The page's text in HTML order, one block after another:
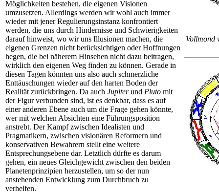
Möglichkeiten bestehen, die eigenen Visionen
umzusetzen. Allerdings werden wir wohl auch immer
wieder mit jener Regulierungsinstanz konfrontiert
werden, die uns durch Hindernisse und Schwierigkeiten
darauf hinweist, wo wir uns Illusionen machen, die
eigenen Grenzen nicht berücksichtigen oder Hoffnungen
hegen, die bei näherem Hinsehen nicht dazu beitragen,
wirklich den eigenen Weg finden zu können. Gerade in
diesen Tagen könnten uns also auch schmerzliche
Enttäuschungen wieder auf den harten Boden der
Realität zurückbringen. Da auch Jupiterund Pluto mit
der Figur verbunden sind, ist es denkbar, dass es auf
einer anderen Ebene auch um die Frage gehen könnte,
wer mit welchen Absichten eine Führungsposition
anstrebt. Der Kampf zwischen Idealisten und
Pragmatikern, zwischen visionären Reformern und
konservativen Bewahrern stellt eine weitere
Entsprechungsebene dar. Letztlich dürfte es darum
gehen, ein neues Gleichgewicht zwischen den beiden
Planetenprinzipien herzustellen, um so der nun
anstehenden Entwicklung zum Durchbruch zu
verhelfen.
Vollmond